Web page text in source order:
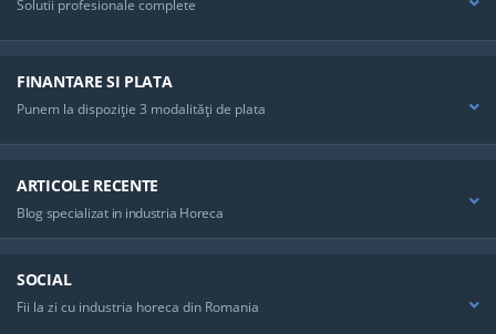
Solutii profesionale complete
FINANTARE SI PLATA
Punem la dispoziţie 3 modalităţi de plata
ARTICOLE RECENTE
Blog specializat in industria Horeca
SOCIAL
Fii la zi cu industria horeca din Romania